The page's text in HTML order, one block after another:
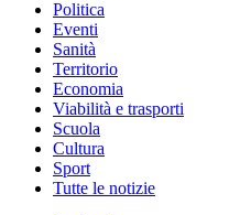
Politica
Eventi
Sanità
Territorio
Economia
Viabilità e trasporti
Scuola
Cultura
Sport
Tutte le notizie